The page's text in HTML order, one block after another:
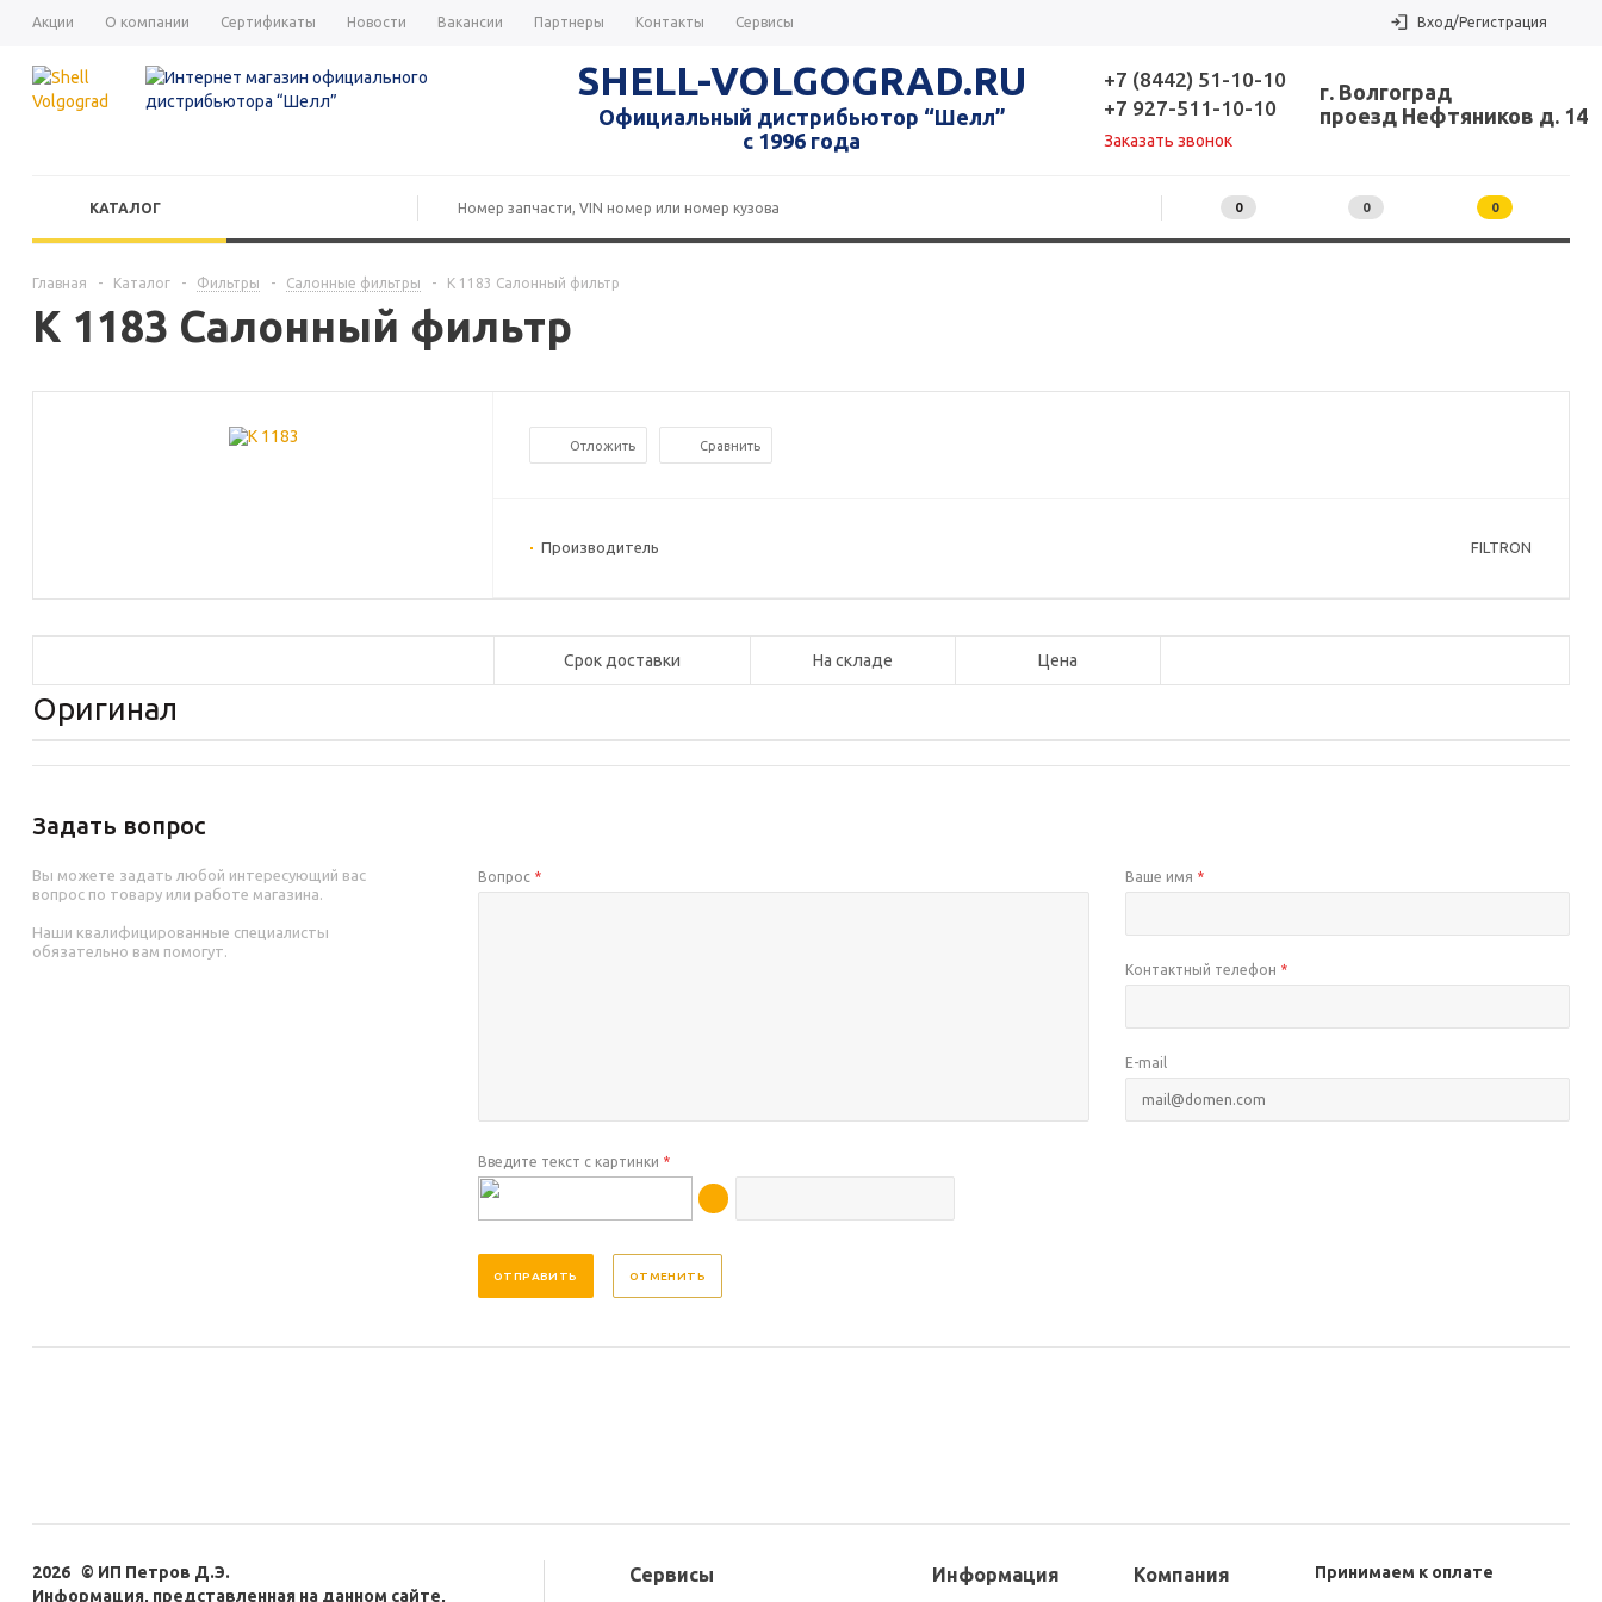
Акции О компании Сертификаты Новости Вакансии Партнеры Контакты Сервисы Вход/Регистрация
SHELL-VOLGOGRAD.RU
Официальный дистрибьютор “Шелл”
с 1996 года
+7 (8442) 51-10-10
+7 927-511-10-10
Заказать звонок
г. Волгоград
проезд Нефтяников д. 14
КАТАЛОГ 0 0 0
Главная - Каталог - Фильтры - Салонные фильтры - K 1183 Салонный фильтр
K 1183 Салонный фильтр
Отложить Сравнить
Производитель FILTRON
Срок доставки На складе Цена
Оригинал
Задать вопрос
Вы можете задать любой интересующий вас
вопрос по товару или работе магазина.
Наши квалифицированные специалисты
обязательно вам помогут.
Вопрос * Ваше имя *
Контактный телефон *
E-mail
Введите текст с картинки *
ОТМЕНИТЬ
2026 © ИП Петров Д.Э.
Информация, представленная на данном сайте,
Сервисы Информация Компания Принимаем к оплате